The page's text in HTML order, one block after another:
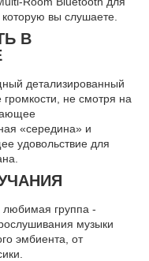
вы слушаете.
В
детализированный
не смотря на
«середина» и
удовольствие для
любимая группа -
музыки
эмбиента, от